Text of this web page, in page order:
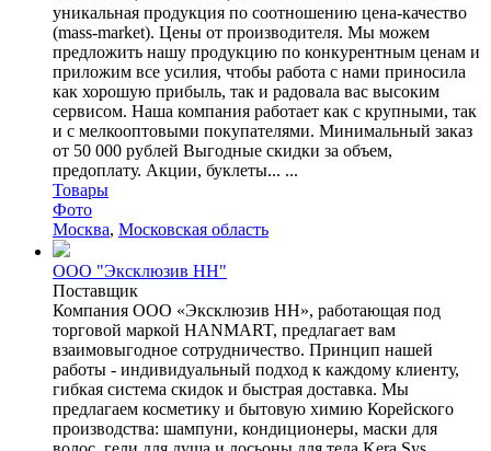
уникальная продукция по соотношению цена-качество
(mass-market). Цены от производителя. Мы можем
предложить нашу продукцию по конкурентным ценам и
приложим все усилия, чтобы работа с нами приносила
как хорошую прибыль, так и радовала вас высоким
сервисом. Наша компания работает как с крупными, так
и с мелкооптовыми покупателями. Минимальный заказ
от 50 000 рублей Выгодные скидки за объем,
предоплату. Акции, буклеты... ...
Товары
Фото
Москва, Московская область
ООО "Эксклюзив НН"
Поставщик
Компания ООО «Эксклюзив НН», работающая под
торговой маркой HANMART, предлагает вам
взаимовыгодное сотрудничество. Принцип нашей
работы - индивидуальный подход к каждому клиенту,
гибкая система скидок и быстрая доставка. Мы
предлагаем косметику и бытовую химию Корейского
производства: шампуни, кондиционеры, маски для